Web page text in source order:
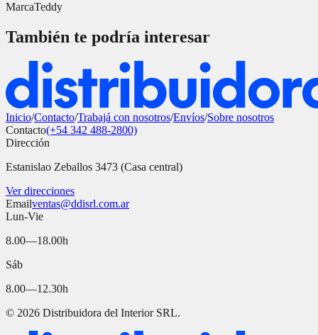
MarcaTeddy
También te podría interesar
Inicio/Contacto/Trabajá con nosotros/Envíos/Sobre nosotros
Contacto(+54 342 488-2800)
Dirección
Estanislao Zeballos 3473 (Casa central)
Ver direcciones
Emailventas@ddisrl.com.ar
Lun-Vie
8.00—18.00h
Sáb
8.00—12.30h
© 2026 Distribuidora del Interior SRL.